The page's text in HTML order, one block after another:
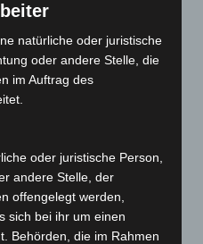
natürliche oder juristische
oder andere Stelle, die
im Auftrag des
oder juristische Person,
andere Stelle, der
offengelegt werden,
sich bei ihr um einen
Behörden, die im Rahmen